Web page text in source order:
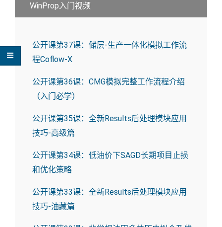
WinProp入门视频
公开课第37课：储层-生产一体化模拟工作流
程Coflow-X
公开课第36课：CMG模拟完整工作流程介绍
（入门必学）
公开课第35课：全新Results后处理模块应用
技巧-高级篇
公开课第34课：低油价下SAGD长期项目止损
和优化策略
公开课第33课：全新Results后处理模块应用
技巧-油藏篇